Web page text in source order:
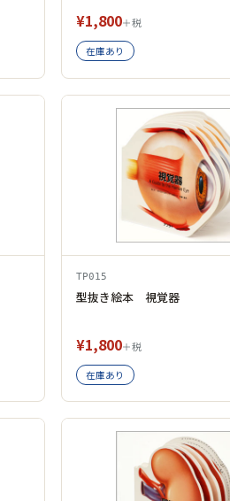
¥1,800＋税
在庫あり
TP015
型抜き絵本 視覚器
¥1,800＋税
在庫あり